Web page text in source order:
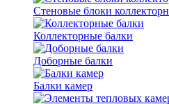
Стеновые блоки
Коллекторные балки
Доборные балки
Балки камер